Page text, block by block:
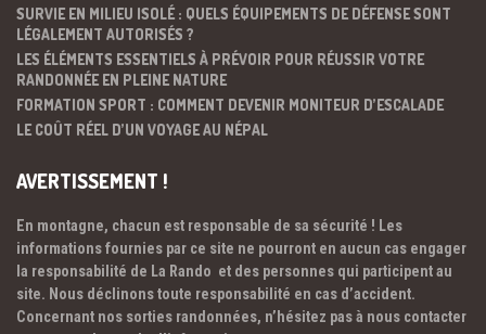
SURVIE EN MILIEU ISOLÉ : QUELS ÉQUIPEMENTS DE DÉFENSE SONT
LÉGALEMENT AUTORISÉS ?
LES ÉLÉMENTS ESSENTIELS À PRÉVOIR POUR RÉUSSIR VOTRE
RANDONNÉE EN PLEINE NATURE
FORMATION SPORT : COMMENT DEVENIR MONITEUR D’ESCALADE
LE COÛT RÉEL D’UN VOYAGE AU NÉPAL
AVERTISSEMENT !
En montagne, chacun est responsable de sa sécurité ! Les
informations fournies par ce site ne pourront en aucun cas engager
la responsabilité de La Rando et des personnes qui participent au
site. Nous déclinons toute responsabilité en cas d’accident.
Concernant nos sorties randonnées, n’hésitez pas à nous contacter